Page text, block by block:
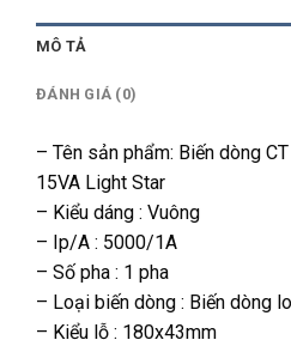
MÔ TẢ
ĐÁNH GIÁ (0)
– Tên sản phẩm: Biến dòng
15VA Light Star
– Kiểu dáng : Vuông
– Ip/A : 5000/1A
– Số pha : 1 pha
– Loại biến dòng : Biến dòng
– Kiểu lỗ : 180x43mm